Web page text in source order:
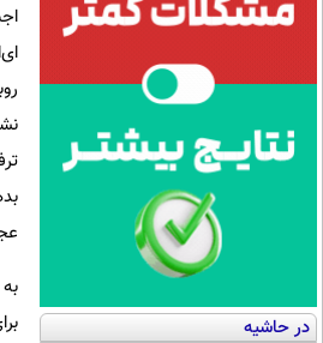
در حاشیه